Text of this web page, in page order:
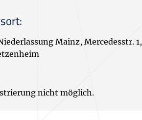
Mainz, Mercedesstr. 1,
nicht möglich.